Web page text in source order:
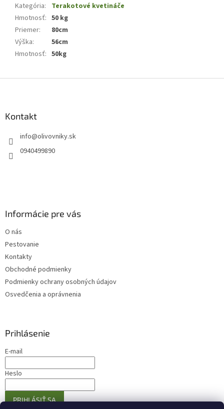
Kategória:
Terakotové kvetináče
Hmotnosť: 50 kg
Priemer:
80cm
Výška:
56cm
Hmotnosť: 50kg
Kontakt
info@olivovniky.sk
0940499890
Informácie pre vás
O nás
Pestovanie
Kontakty
Obchodné podmienky
Podmienky ochrany osobných údajov
Osvedčenia a oprávnenia
Prihlásenie
E-mail
Heslo
PRIHLÁSIŤ SA